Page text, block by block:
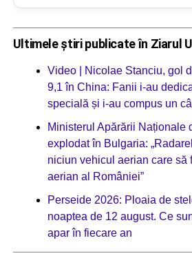
Ultimele știri publicate în Ziarul
Video | Nicolae Stanciu, gol
9,1 în China: Fanii i-au
specială și i-au compus un
Ministerul Apărării Naționale
explodat în Bulgaria:
niciun vehicul aerian care să
aerian al României”
Perseide 2026: Ploaia de
noaptea de 12 august. Ce
apar în fiecare an